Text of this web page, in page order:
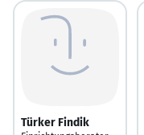
Türker Findik